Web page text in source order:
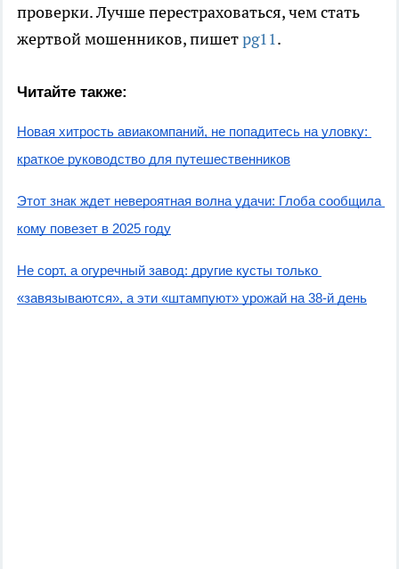
проверки. Лучше перестраховаться, чем стать
жертвой мошенников, пишетpg11.
Читайте также:
Новая хитрость авиакомпаний, не попадитесь на уловку:
краткое руководство для путешественников
Этот знак ждет невероятная волна удачи: Глоба сообщила
кому повезет в 2025 году
Не сорт, а огуречный завод: другие кусты только
«завязываются», а эти «штампуют» урожай на 38-й день